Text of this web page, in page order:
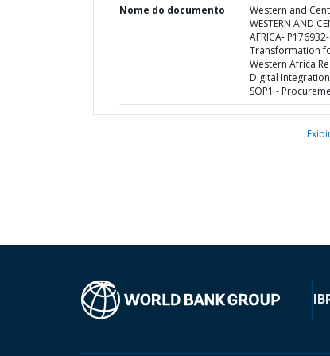
Nome do documento
Western and
WESTERN AND
AFRICA-
Transformation
Western Africa
Digital
SOP1 -